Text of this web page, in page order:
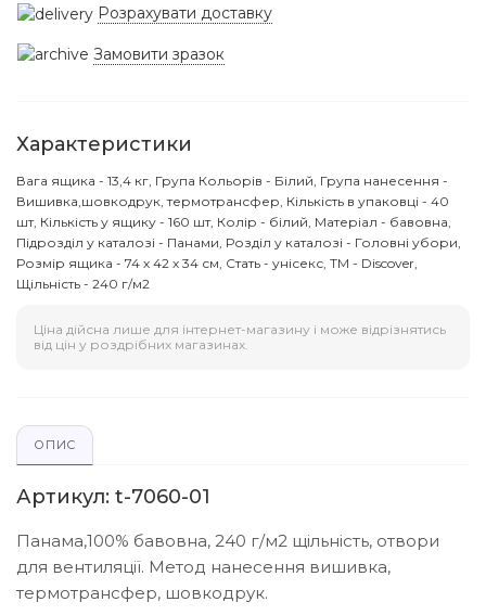
Розрахувати доставку
Замовити зразок
Характеристики
Вага ящика - 13,4 кг, Група Кольорів - Білий, Група нанесення -
Вишивка,шовкодрук, термотрансфер, Кількість в упаковці - 40
шт, Кількість у ящику - 160 шт, Колір - білий, Матеріал - бавовна,
Підрозділ у каталозі - Панами, Розділ у каталозі - Головні убори,
Розмір ящика - 74 х 42 х 34 см, Стать - унісекс, ТМ - Discover,
Щільність - 240 г/м2
Ціна дійсна лише для інтернет-магазину і може відрізнятись
від цін у роздрібних магазинах.
ОПИС
Артикул: t-7060-01
Панама,100% бавовна, 240 г/м2 щільність, отвори
для вентиляції. Метод нанесення вишивка,
термотрансфер, шовкодрук.